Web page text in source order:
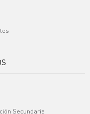
Secundaria